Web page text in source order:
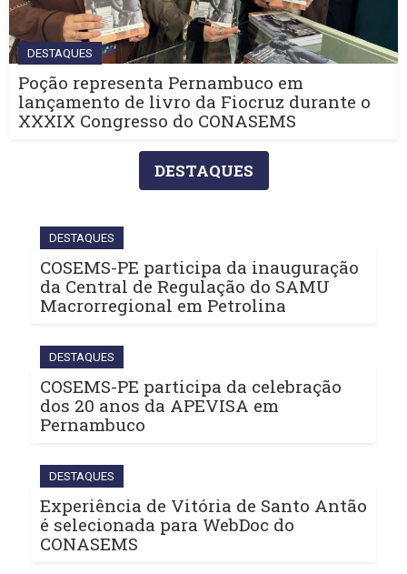
DESTAQUES
Poção representa Pernambuco em
lançamento de livro da Fiocruz durante o
XXXIX Congresso do CONASEMS
DESTAQUES
DESTAQUES
COSEMS-PE participa da inauguração
da Central de Regulação do SAMU
Macrorregional em Petrolina
DESTAQUES
COSEMS-PE participa da celebração
dos 20 anos da APEVISA em
Pernambuco
DESTAQUES
Experiência de Vitória de Santo Antão
é selecionada para WebDoc do
CONASEMS